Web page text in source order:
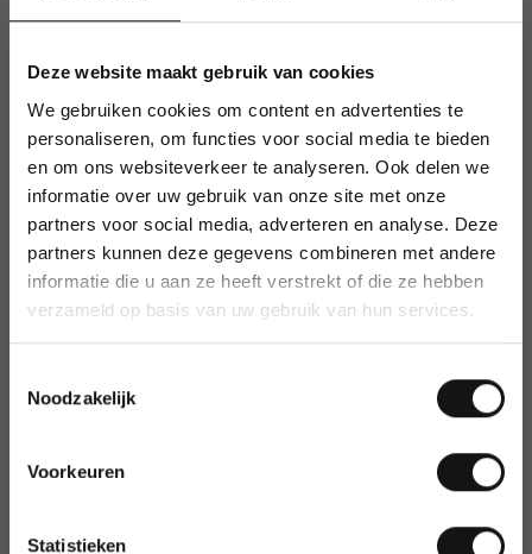
Deze website maakt gebruik van cookies
We gebruiken cookies om content en advertenties te
personaliseren, om functies voor social media te bieden
en om ons websiteverkeer te analyseren. Ook delen we
informatie over uw gebruik van onze site met onze
partners voor social media, adverteren en analyse. Deze
partners kunnen deze gegevens combineren met andere
informatie die u aan ze heeft verstrekt of die ze hebben
verzameld op basis van uw gebruik van hun services.
Noodzakelijk
Voorkeuren
Statistieken
Vrij van tolueen en xyleen
Geschikt voor markeren, schrijven en kleuren
Houder vervaardigd uit gerecycled aluminium
Verpakking: blister met 4 stuks, kleur zwart
Gebruik en gebruikers
Ideaal voor kantoren, scholen, magazijnen en thuisgebruik. Kan
worden gebruikt op onder andere papier, karton, kunststof,
metaal en glas.
Edding staat bekend om zijn kwalitatieve markers en
duurzaamheid in het dagelijks gebruik.